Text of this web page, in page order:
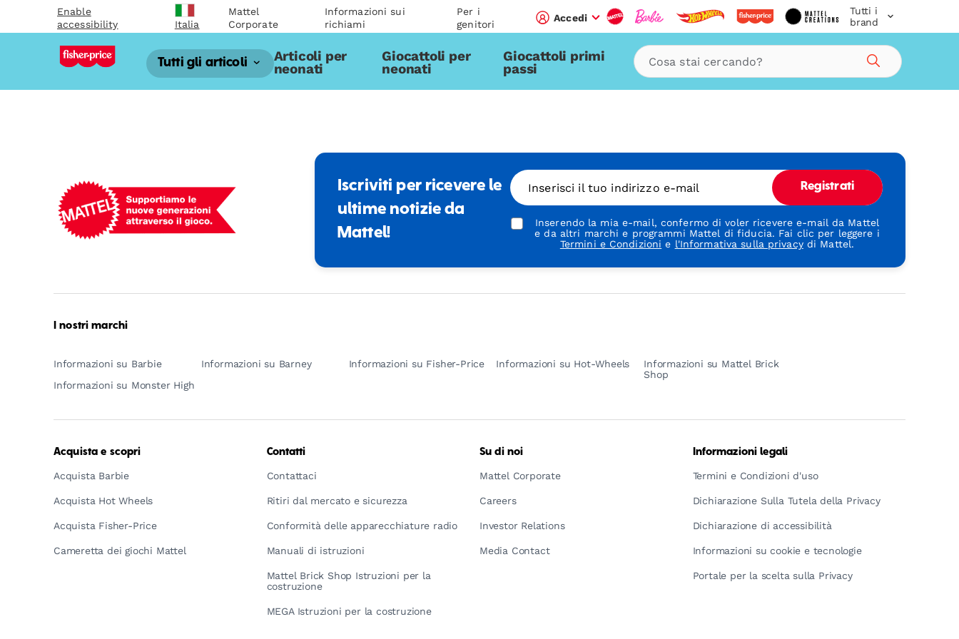
Enable
accessibility
Italia
Mattel
Corporate
Informazioni sui
richiami
Per i
genitori
Accedi
Tutti i
brand
Tutti gli articoli Articoli per
neonati
Giocattoli per
neonati
Giocattoli primi
passi Cerca
Iscriviti per ricevere le
ultime notizie da
Mattel!
Inserisci il tuo indirizzo e-mail Registrati
Inserendo la mia e-mail, confermo di voler ricevere e-mail da Mattel
e da altri marchi e programmi Mattel di fiducia. Fai clic per leggere i
Termini e Condizioni e l'Informativa sulla privacydi Mattel.
I nostri marchi
Informazioni su Barbie Informazioni su Barney Informazioni su Fisher-Price Informazioni su Hot-Wheels
Informazioni su Mattel Brick
Shop
Informazioni su Monster High
Acquista e scopri
Acquista Barbie
Acquista Hot Wheels
Acquista Fisher-Price
Cameretta dei giochi Mattel
Contatti
Contattaci
Ritiri dal mercato e sicurezza
Conformità delle apparecchiature radio
Manuali di istruzioni
Mattel Brick Shop Istruzioni per la
costruzione
MEGA Istruzioni per la costruzione
Su di noi
Mattel Corporate
Careers
Investor Relations
Media Contact
Informazioni legali
Termini e Condizioni d'uso
Dichiarazione Sulla Tutela della Privacy
Dichiarazione di accessibilità
Informazioni su cookie e tecnologie
Portale per la scelta sulla Privacy